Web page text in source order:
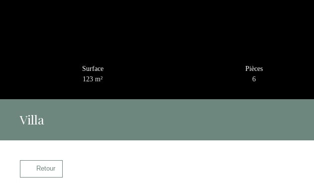
Surface
123m²
Pièces
6
Villa
Retour